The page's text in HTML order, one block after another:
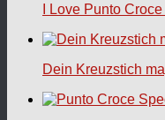
I Love Punto
Dein Kreuzstich